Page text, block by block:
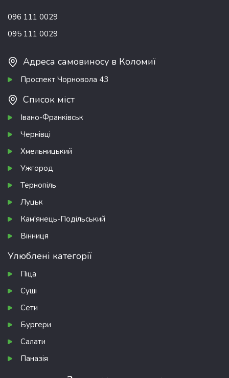
096 111 0029
095 111 0029
Адреса самовиносу в Коломиї
Проспект Чорновола 43
Список міст
Івано-Франківськ
Чернівці
Хмельницький
Ужгород
Тернопіль
Луцьк
Кам'янець-Подільський
Вінниця
Улюблені категорії
Піца
Суші
Сети
Бургери
Салати
Паназія